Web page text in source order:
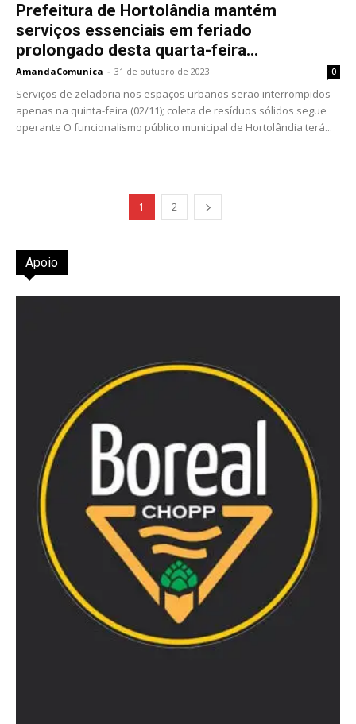
Prefeitura de Hortolândia mantém
serviços essenciais em feriado
prolongado desta quarta-feira...
AmandaComunica - 31 de outubro de 2023 0
Serviços de zeladoria nos espaços urbanos serão interrompidos
apenas na quinta-feira (02/11); coleta de resíduos sólidos segue
operante O funcionalismo público municipal de Hortolândia terá...
1 2
Apoio